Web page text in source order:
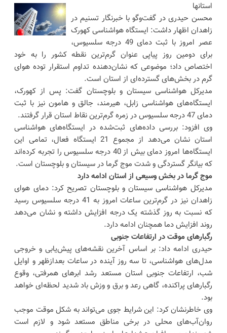
استانها
محسن حیدری در گفت‌وگو با خبرنگار تسنیم در
زاهدان اظهار داشت: ایستگاه هواشناسی کهورک
عصر امروز با ثبت دمای 49 درجه سلسیوس،
برای دومین روز پیاپی عنوان گرم‌ترین نقطه کشور را به خود
اختصاص داد؛ موضوعی که نشان‌دهنده تداوم استقرار توده هوای
گرم در بخش‌های گسترده‌ای از استان است.
مدیرکل هواشناسی سیستان و بلوچستان گفت: پس از کهورک،
ایستگاه‌های هواشناسی زابل، هیرمند، جالق و هامون نیز با ثبت
دمای 47 درجه سلسیوس در زمره گرم‌ترین نقاط استان قرار گرفتند.
وی افزود: بررسی داده‌های ثبت‌شده در ایستگاه‌های هواشناسی
استان نشان می‌دهد از مجموع 21 ایستگاه فعال، تمامی این
ایستگاه‌ها امروز دمای بیش از 40 درجه سلسیوس را تجربه کرده‌اند
که بیانگر گستردگی و شدت موج گرما در سیستان و بلوچستان است.
موج گرما در بخش وسیعی از استان ادامه دارد
مدیرکل هواشناسی سیستان و بلوچستان تصریح کرد: دمای هوای
زاهدان نیز در گرم‌ترین ساعات امروز به 41 درجه سلسیوس رسید
که نسبت به روز گذشته یک درجه افزایش داشته و نشان می‌دهد
روند افزایش دما همچنان ادامه دارد.
رگبارهای موقت در ارتفاعات جنوبی
حیدری ادامه داد: بر اساس آخرین نقشه‌های پیش‌یابی و خروجی
مدل‌های هواشناسی، تا سه روز آینده در ساعات بعدازظهر و اوایل
شب، ارتفاعات جنوبی استان مستعد رشد ابرهای همرفتی، وقوع
رگبارهای پراکنده، گاهی رعد و برق و وزش باد شدید لحظه‌ای خواهد
بود.
وی خاطرنشان کرد: این شرایط جوی می‌تواند به شکل موقت موجب
روان‌آب‌های محلی در برخی مناطق مستعد شود و لازم است